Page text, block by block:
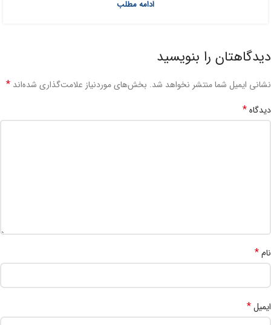
ادامه مطلب
دیدگاهتان را بنویسید
نشانی ایمیل شما منتشر نخواهد شد. بخش‌های موردنیاز علامت‌گذاری شده‌اند *
دیدگاه*
نام*
ایمیل*